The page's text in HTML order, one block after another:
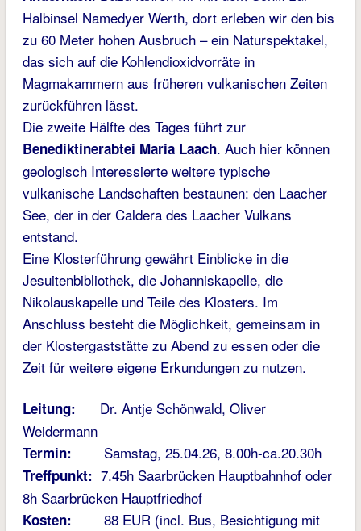
Halbinsel Namedyer Werth, dort erleben wir den bis
zu 60 Meter hohen Ausbruch – ein Naturspektakel,
das sich auf die Kohlendioxidvorräte in
Magmakammern aus früheren vulkanischen Zeiten
zurückführen lässt.
Die zweite Hälfte des Tages führt zur
Benediktinerabtei Maria Laach. Auch hier können
geologisch Interessierte weitere typische
vulkanische Landschaften bestaunen: den Laacher
See, der in der Caldera des Laacher Vulkans
entstand.
Eine Klosterführung gewährt Einblicke in die
Jesuitenbibliothek, die Johanniskapelle, die
Nikolauskapelle und Teile des Klosters. Im
Anschluss besteht die Möglichkeit, gemeinsam in
der Klostergaststätte zu Abend zu essen oder die
Zeit für weitere eigene Erkundungen zu nutzen.
Leitung: Dr. Antje Schönwald, Oliver
Weidermann
Termin: Samstag, 25.04.26, 8.00h-ca.20.30h
Treffpunkt: 7.45h Saarbrücken Hauptbahnhof oder
8h Saarbrücken Hauptfriedhof
Kosten: 88 EUR (incl. Bus, Besichtigung mit